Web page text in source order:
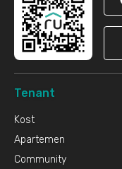
Tenant
Kost
Apartemen
Community